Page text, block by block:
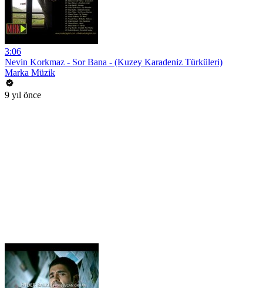
3:06
Nevin Korkmaz - Sor Bana - (Kuzey Karadeniz Türküleri)
Marka Müzik
9 yıl önce